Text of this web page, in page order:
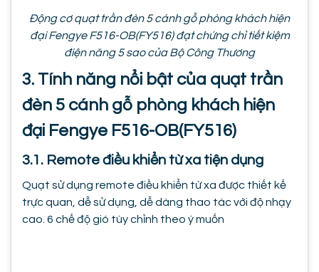
Động cơ quạt trần đèn 5 cánh gỗ phòng khách hiện
đại Fengye F516-OB(FY516) đạt chứng chỉ tiết kiệm
điện năng 5 sao của Bộ Công Thương
3. Tính năng nổi bật của quạt trần
đèn 5 cánh gỗ phòng khách hiện
đại Fengye F516-OB(FY516)
3.1. Remote điều khiển từ xa tiện dụng
Quạt sử dụng remote điều khiển từ xa được thiết kế
trực quan, dễ sử dụng, dễ dàng thao tác với độ nhạy
cao. 6 chế độ gió tùy chỉnh theo ý muốn